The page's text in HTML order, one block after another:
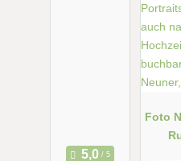
Foto